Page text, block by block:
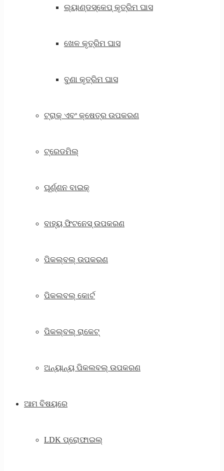
ଲ୍ୟାଣ୍ଡସ୍କେପ୍ କୃତ୍ରିମ ଘାସ
ଖେଳ କୃତ୍ରିମ ଘାସ
ବୁଣା କୃତ୍ରିମ ଘାସ
ଟ୍ରାକ୍ ଏବଂ କ୍ଷେତ୍ର ଉପକରଣ
ଟ୍ରେଡମିଲ୍
ଘୂର୍ଣ୍ଣନ ବାଇକ୍
ବାହ୍ୟ ଫିଟନେସ୍ ଉପକରଣ
ପିକଲ୍ବଲ୍ ଉପକରଣ
ପିକଲବଲ୍ କୋର୍ଟ
ପିକଲ୍ବଲ୍ ରାକେଟ୍
ଅନ୍ୟାନ୍ୟ ପିକଲବଲ୍ ଉପକରଣ
ଆମ ବିଷୟରେ
LDK ପ୍ରୋଫାଇଲ୍